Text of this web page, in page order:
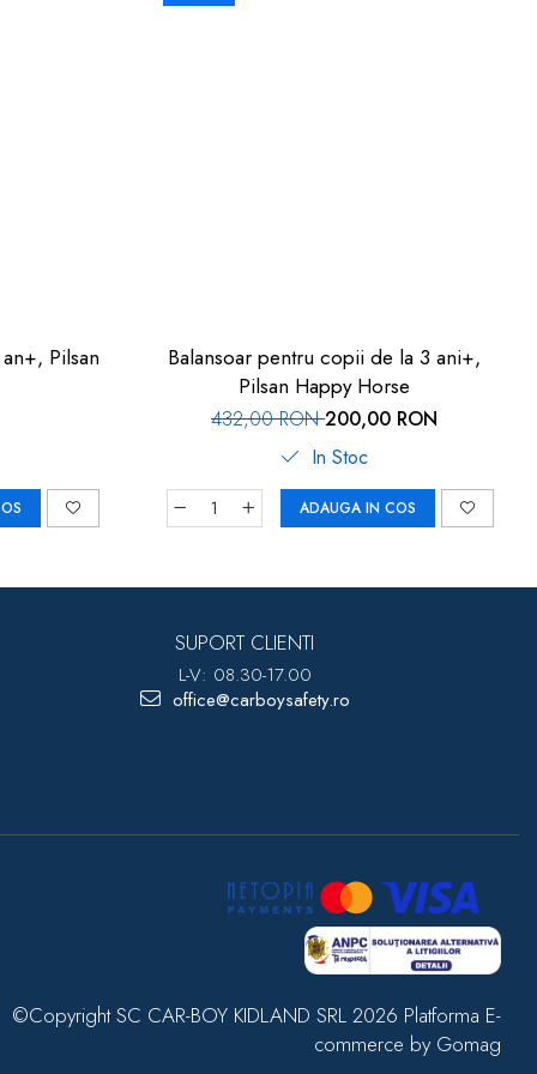
Balansoar pentru copii de la 3 ani+,
Pilsan Happy Horse
432,00 RON200,00 RON
In Stoc
ADAUGA IN COS
SUPORT CLIENTI
L-V: 08.30-17.00
office@carboysafety.ro
©Copyright SC CAR-BOY KIDLAND SRL 2026 Platforma E-
commerce by Gomag